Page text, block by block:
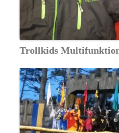
Trollkids